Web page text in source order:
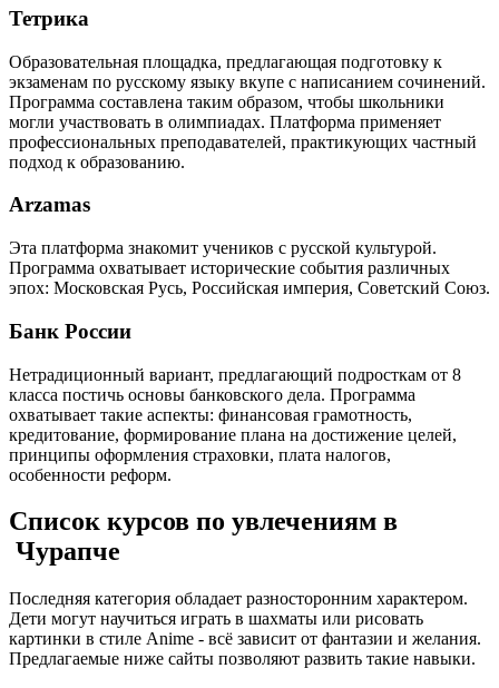
Тетрика
Образовательная площадка, предлагающая подготовку к
экзаменам по русскому языку вкупе с написанием сочинений.
Программа составлена таким образом, чтобы школьники
могли участвовать в олимпиадах. Платформа применяет
профессиональных преподавателей, практикующих частный
подход к образованию.
Arzamas
Эта платформа знакомит учеников с русской культурой.
Программа охватывает исторические события различных
эпох: Московская Русь, Российская империя, Советский Союз.
Банк России
Нетрадиционный вариант, предлагающий подросткам от 8
класса постичь основы банковского дела. Программа
охватывает такие аспекты: финансовая грамотность,
кредитование, формирование плана на достижение целей,
принципы оформления страховки, плата налогов,
особенности реформ.
Список курсов по увлечениям в
Чурапче
Последняя категория обладает разносторонним характером.
Дети могут научиться играть в шахматы или рисовать
картинки в стиле Anime - всё зависит от фантазии и желания.
Предлагаемые ниже сайты позволяют развить такие навыки.